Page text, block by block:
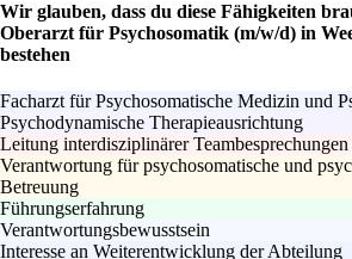
Wir glauben, dass du diese Fähigkeiten
Oberarzt für Psychosomatik (m/w/d) in
bestehen
Facharzt für Psychosomatische Medizin und
Psychodynamische Therapieausrichtung
Leitung interdisziplinärer Teambesprechungen
Verantwortung für psychosomatische und
Betreuung
Führungserfahrung
Verantwortungsbewusstsein
Interesse an Weiterentwicklung der Abteilung